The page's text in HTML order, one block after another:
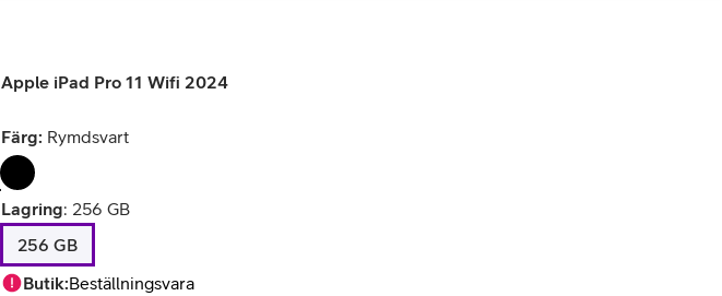
Köp kontantkort
Ladda kontantkort
Registrera kontantkort
Apple iPad Pro 11 Wifi 2024
Färg: Rymdsvart
Lagring: 256 GB
256 GB
Butik:Beställningsvara